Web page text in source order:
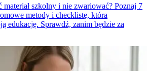
szkolny i nie zwariować? Poznaj 7
metody i checklistę, która
edukację. Sprawdź, zanim będzie za